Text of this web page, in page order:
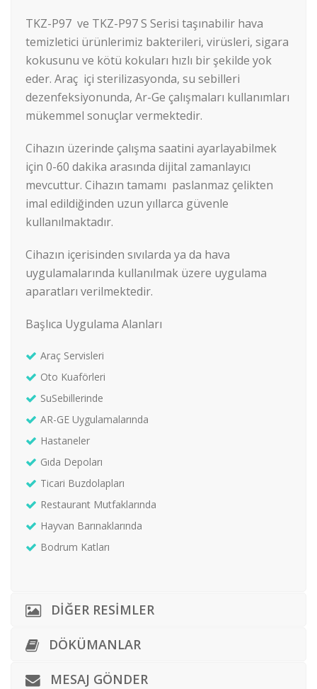
TKZ-P97 ve TKZ-P97 S Serisi taşınabilir hava
temizletici ürünlerimiz bakterileri, virüsleri, sigara
kokusunu ve kötü kokuları hızlı bir şekilde yok
eder. Araç içi sterilizasyonda, su sebilleri
dezenfeksiyonunda, Ar-Ge çalışmaları kullanımları
mükemmel sonuçlar vermektedir.
Cihazın üzerinde çalışma saatini ayarlayabilmek
için 0-60 dakika arasında dijital zamanlayıcı
mevcuttur. Cihazın tamamı paslanmaz çelikten
imal edildiğinden uzun yıllarca güvenle
kullanılmaktadır.
Cihazın içerisinden sıvılarda ya da hava
uygulamalarında kullanılmak üzere uygulama
aparatları verilmektedir.
Başlıca Uygulama Alanları
Araç Servisleri
Oto Kuaförleri
SuSebillerinde
AR-GE Uygulamalarında
Hastaneler
Gıda Depoları
Ticari Buzdolapları
Restaurant Mutfaklarında
Hayvan Barınaklarında
Bodrum Katları
DIĞER RESIMLER
DÖKÜMANLAR
MESAJ GÖNDER